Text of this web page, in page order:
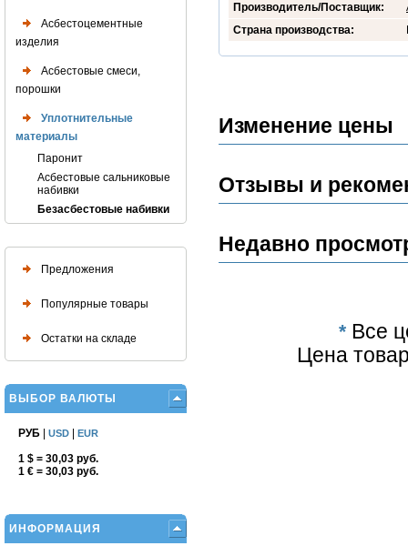
Асбестоцементные
изделия
Асбестовые смеси,
порошки
Уплотнительные
материалы
Паронит
Асбестовые сальниковые
набивки
Безасбестовые набивки
Предложения
Популярные товары
Остатки на складе
ВЫБОР ВАЛЮТЫ
РУБ USD EUR
1 $ = 30,03 руб.
1 € = 30,03 руб.
ИНФОРМАЦИЯ
Производитель/Поставщик:
Страна производства:
Изменение цены
Отзывы и
Недавно
* Все
Цена